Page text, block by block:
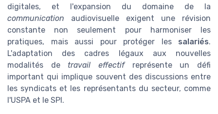
digitales, et l'expansion du domaine de la
communication audiovisuelle exigent une révision
constante non seulement pour harmoniser les
pratiques, mais aussi pour protéger les salariés.
L'adaptation des cadres légaux aux nouvelles
modalités de travail effectifreprésente un défi
important qui implique souvent des discussions entre
les syndicats et les représentants du secteur, comme
l'USPA et le SPI.